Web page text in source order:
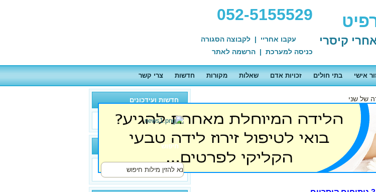
052-5155529
עקבו אחריי | לקבוצה הסגורה
כניסה למערכת | הרשמה לאתר
אישי בתי חולים זכויות אדם שאלות מקורות חדשות צרי קשר
של שני חדשות ועידכונים
חיפוש